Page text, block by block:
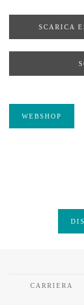
SCARICA
WEBSHOP
CARRIERA